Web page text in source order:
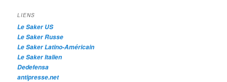
h
e
LIENS
Le Saker US
Le Saker Russe
Le Saker Latino-Américain
Le Saker Italien
Dedefensa
antipresse.net